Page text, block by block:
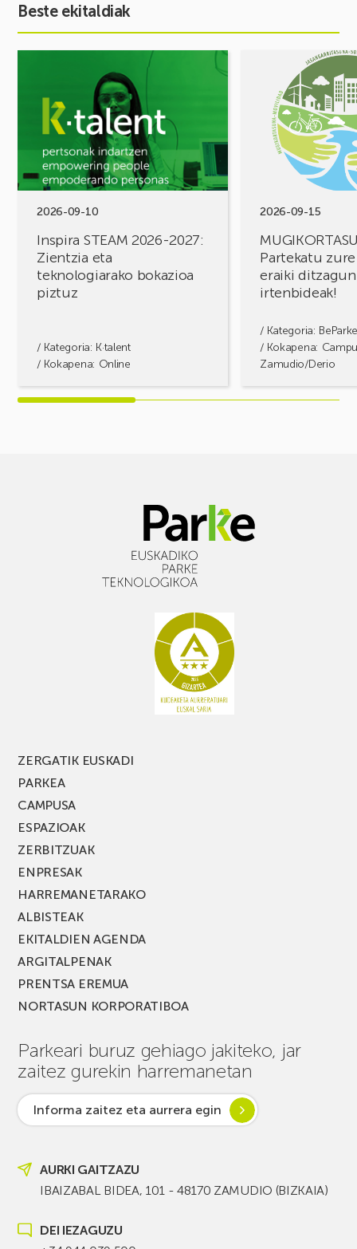
Beste ekitaldiak
2026-09-10
Inspira STEAM 2026-2027:
Zientzia eta
teknologiarako bokazioa
piztuz
/ Kategoria: K·talent
/ Kokapena: Online
STEAM
Zientzia
eta
teknologiarako
bokazioa
2026-09-15
Partekatu
eraiki ditzagun
irtenbideak!
/ Kategoria:
/ Kokapena:
Zamudio/Derio
MUGIKORTASUN
FOROA
Partekatu
erronkak,
irtenbideak!
ZERGATIK EUSKADI
PARKEA
CAMPUSA
ESPAZIOAK
ZERBITZUAK
ENPRESAK
HARREMANETARAKO
ALBISTEAK
EKITALDIEN AGENDA
ARGITALPENAK
PRENTSA EREMUA
NORTASUN KORPORATIBOA
Parkeari buruz gehiago jakiteko, jar
zaitez gurekin harremanetan
Informa zaitez eta aurrera egin
AURKI GAITZAZU
IBAIZABAL BIDEA, 101 - 48170 ZAMUDIO (BIZKAIA)
DEI IEZAGUZU